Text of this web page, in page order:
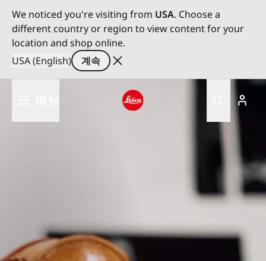
We noticed you're visiting from USA. Choose a
different country or region to view content for your
location and shop online.
USA (English)
계속